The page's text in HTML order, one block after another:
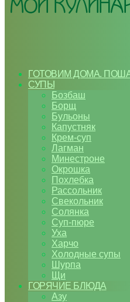
ГОТОВИМ ДОМА.
СУПЫ
Бозбаш
Борщ
Бульоны
Капустняк
Крем-суп
Лагман
Минестроне
Окрошка
Похлебка
Рассольник
Свекольник
Солянка
Суп-пюре
Уха
Харчо
Холодные супы
Шурпа
Щи
ГОРЯЧИЕ БЛЮДА
Азу